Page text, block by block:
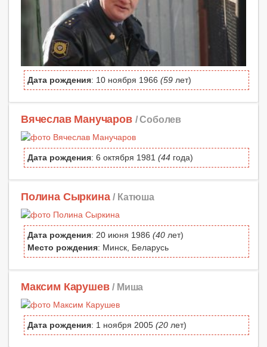
Дата рождения: 10 ноября 1966 (59 лет)
Вячеслав Манучаров / Соболев
Дата рождения: 6 октября 1981 (44 года)
Полина Сыркина / Катюша
Дата рождения: 20 июня 1986 (40 лет)
Место рождения: Минск, Беларусь
Максим Карушев / Миша
Дата рождения: 1 ноября 2005 (20 лет)